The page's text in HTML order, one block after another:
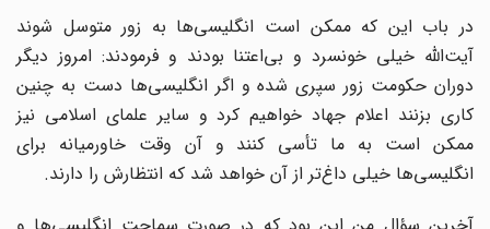
در باب این که ممکن است انگلیسی‌ها به زور متوسل شوند
آیت‌الله خیلی خونسرد و بی‌اعتنا بودند و فرمودند: امروز دیگر
دوران حکومت زور سپری شده و اگر انگلیسی‌ها دست به چنین
کاری بزنند اعلام جهاد خواهیم کرد و سایر علمای اسلامی نیز
ممکن است به ما تأسی کنند و آن وقت خاورمیانه برای
انگلیسی‌ها خیلی داغ‌تر از آن خواهد شد که انتظارش را دارند.